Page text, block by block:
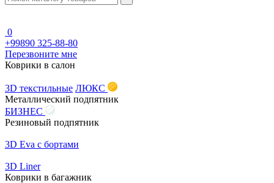
0
+99890 325-88-80
Перезвоните мне
Коврики в салон
3D текстильные ЛЮКС
Металлический подпятник
БИЗНЕС
Резиновый подпятник
3D Eva с бортами
3D Liner
Коврики в багажник